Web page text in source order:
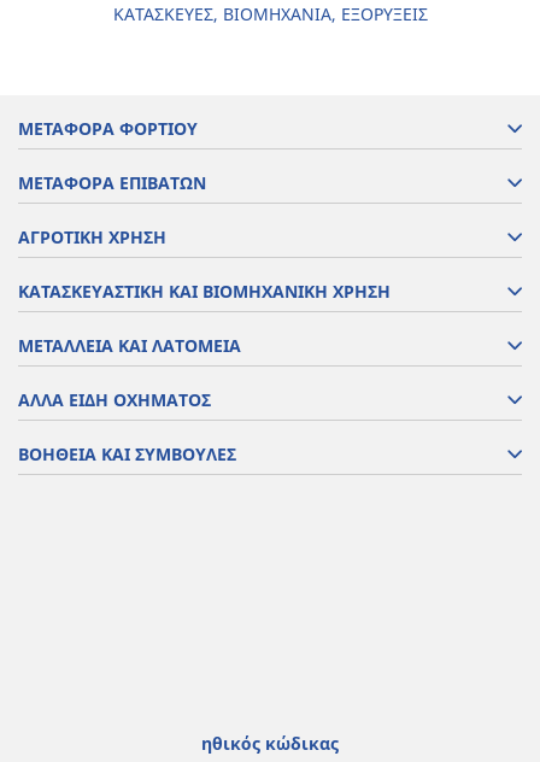
ΚΑΤΑΣΚΕΥΕΣ, ΒΙΟΜΗΧΑΝΙΑ, ΕΞΟΡΥΞΕΙΣ
ΜΕΤΑΦΟΡΑ ΦΟΡΤΙΟΥ
ΜΕΤΑΦΟΡΑ ΕΠΙΒΑΤΩΝ
ΑΓΡΟΤΙΚΗ ΧΡΗΣΗ
ΚΑΤΑΣΚΕΥΑΣΤΙΚΗ ΚΑΙ ΒΙΟΜΗΧΑΝΙΚΗ ΧΡΗΣΗ
ΜΕΤΑΛΛΕΙΑ ΚΑΙ ΛΑΤΟΜΕΙΑ
ΑΛΛΑ ΕΙΔΗ ΟΧΗΜΑΤΟΣ
ΒΟΗΘΕΙΑ ΚΑΙ ΣΥΜΒΟΥΛΕΣ
ηθικός κώδικας